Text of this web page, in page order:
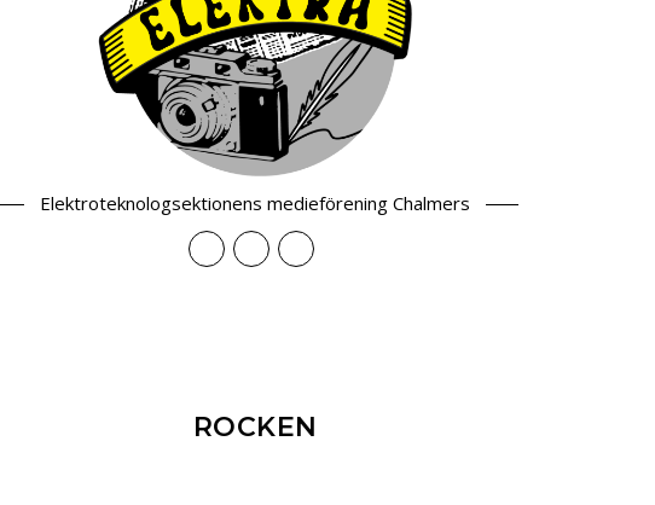
Elektroteknologsektionens medieförening Chalmers
ROCKEN